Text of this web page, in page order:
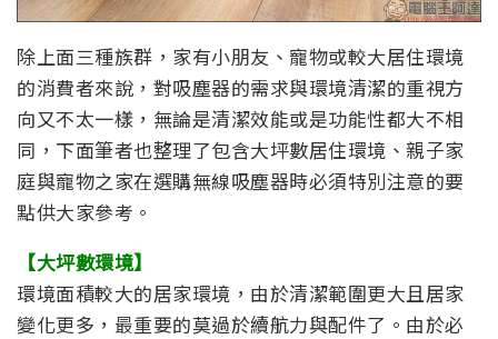
除上面三種族群，家有小朋友、寵物或較大居住環境
的消費者來說，對吸塵器的需求與環境清潔的重視方
向又不太一樣，無論是清潔效能或是功能性都大不相
同，下面筆者也整理了包含大坪數居住環境、親子家
庭與寵物之家在選購無線吸塵器時必須特別注意的要
點供大家參考。
【大坪數環境】
環境面積較大的居家環境，由於清潔範圍更大且居家
變化更多，最重要的莫過於續航力與配件了。由於必